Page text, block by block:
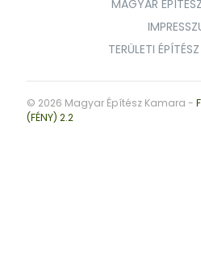
MAGYAR
TERÜLETI
© 2026 Magyar Építész Kamara -
(FÉNY) 2.2